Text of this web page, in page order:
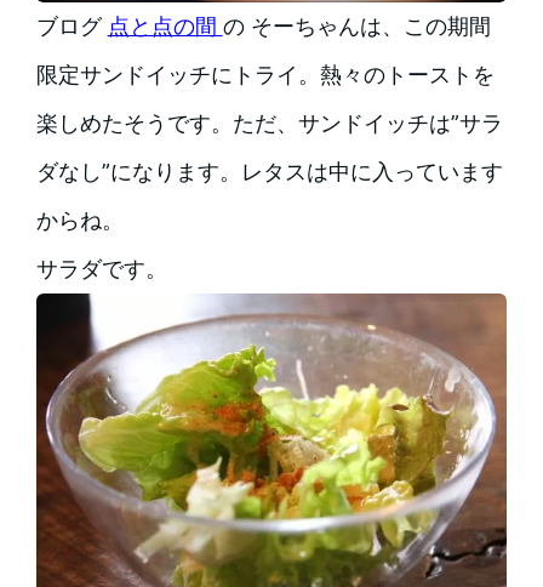
ブログ 点と点の間 の そーちゃんは、この期間
限定サンドイッチにトライ。熱々のトーストを
楽しめたそうです。ただ、サンドイッチは”サラ
ダなし”になります。レタスは中に入っています
からね。
サラダです。